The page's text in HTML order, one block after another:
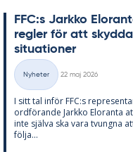
FFC:s Jark­ko
reg­ler för att
si­tu­a­tio­ner
Kategorier
Nyheter
22 maj 2026
I sitt tal in­för FFC:s
ord­fö­ran­de Jark­ko Elo­ran­ta
inte själva ska vara tvung­na
följa...